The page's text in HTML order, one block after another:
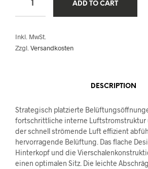
ADD TO CART
Inkl. MwSt.
Zzgl.Versandkosten
DESCRIPTION
Strategisch platzierte
fortschrittliche interne Luftstromstruktur
der schnell strömende Luft effizient
hervorragende Belüftung. Das flache
Hinterkopf und die
einen optimalen Sitz. Die leichte